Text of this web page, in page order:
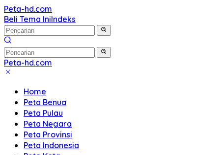
Langsung
ke
konten
Peta-hd.com
Kumpulan
Gambar
Peta
HD
Beli Tema IniIndeks
Peta-hd.com
Kumpulan
Peta
HD
Home
Peta Benua
Peta Pulau
Peta Negara
Peta Provinsi
Peta Indonesia